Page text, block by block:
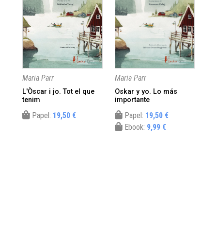
Maria Parr
L'Òscar i jo. Tot el que
tenim
Papel: 19,50 €
Maria Parr
Oskar y yo. Lo más
importante
Papel: 19,50 €
Ebook: 9,99 €